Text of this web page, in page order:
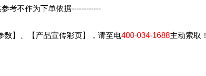
考不作为下单依据------------
数】、【产品宣传彩页】，请至电400-034-1688主动索取！